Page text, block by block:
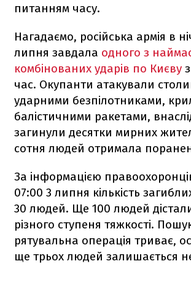
питанням часу.
Нагадаємо, російська армія в
липня завдала одного з
комбінованих ударів по Києву
час. Окупанти атакували
ударними безпілотниками,
балістичними ракетами,
загинули десятки мирних
сотня людей отримала
За інформацією
07:00 3 липня кількість
30 людей. Ще 100 людей
різного ступеня тяжкості.
рятувальна операція триває,
ще трьох людей залишається